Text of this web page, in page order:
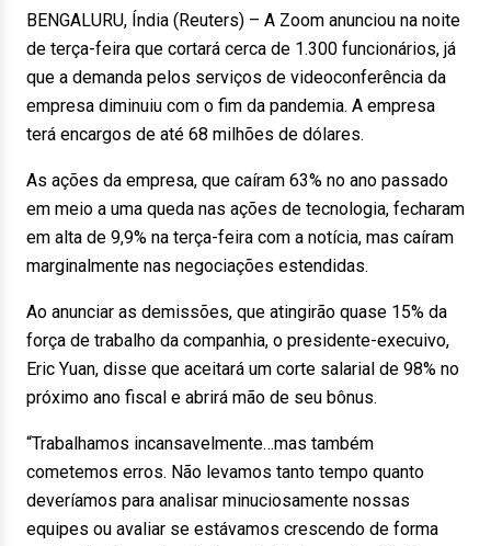
BENGALURU, Índia (Reuters) – A Zoom anunciou na noite
de terça-feira que cortará cerca de 1.300 funcionários, já
que a demanda pelos serviços de videoconferência da
empresa diminuiu com o fim da pandemia. A empresa
terá encargos de até 68 milhões de dólares.
As ações da empresa, que caíram 63% no ano passado
em meio a uma queda nas ações de tecnologia, fecharam
em alta de 9,9% na terça-feira com a notícia, mas caíram
marginalmente nas negociações estendidas.
Ao anunciar as demissões, que atingirão quase 15% da
força de trabalho da companhia, o presidente-execuivo,
Eric Yuan, disse que aceitará um corte salarial de 98% no
próximo ano fiscal e abrirá mão de seu bônus.
“Trabalhamos incansavelmente…mas também
cometemos erros. Não levamos tanto tempo quanto
deveríamos para analisar minuciosamente nossas
equipes ou avaliar se estávamos crescendo de forma